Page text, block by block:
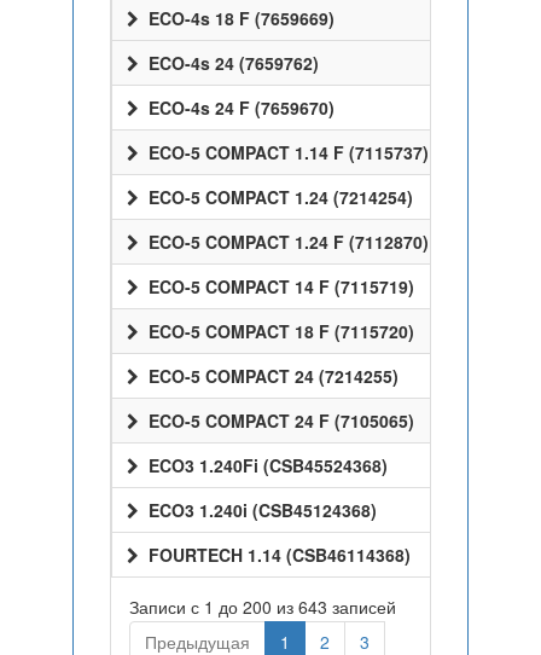
ECO-4s 18 F (7659669)
ECO-4s 24 (7659762)
ECO-4s 24 F (7659670)
ECO-5 COMPACT 1.14 F (7115737)
ECO-5 COMPACT 1.24 (7214254)
ECO-5 COMPACT 1.24 F (7112870)
ECO-5 COMPACT 14 F (7115719)
ECO-5 COMPACT 18 F (7115720)
ECO-5 COMPACT 24 (7214255)
ECO-5 COMPACT 24 F (7105065)
ECO3 1.240Fi (CSB45524368)
ECO3 1.240i (CSB45124368)
FOURTECH 1.14 (CSB46114368)
Записи с 1 до 200 из 643 записей
Предыдущая
1 2
3